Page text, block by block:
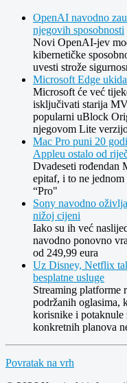
OpenAI navodno
njegovih sposobnosti
Novi OpenAI-jev
kibernetičke
uvesti strože
Microsoft Edge
Microsoft će već
isključivati starija
popularni uBlock
njegovom Lite
Mac Pro puni 20
Appleu ostalo od
Dvadeseti rođendan
epitaf, i to ne
“Pro"
Sony navodno
nižoj cijeni
Iako su ih već
navodno ponovno
od 249,99 eura
Uz Disney, Netflix
besplatne usluge
Streaming platforme
podržanih oglasima,
korisnike i potaknule
konkretnih planova
Povratak na vrh